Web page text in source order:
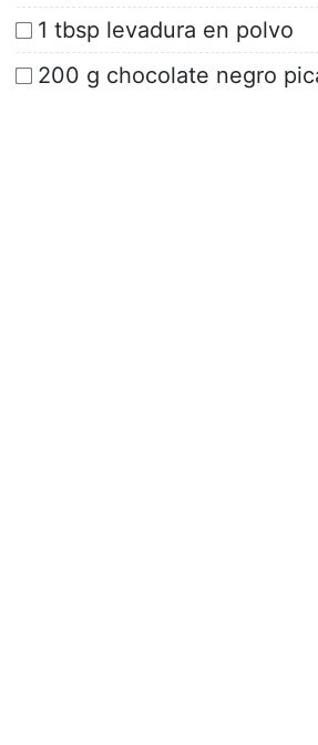
1 tbsp levadura en polvo
200 g chocolate negro